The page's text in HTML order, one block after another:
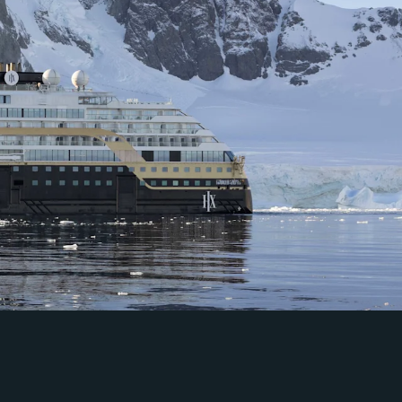
Frankrig
Sverige
Danmark
Norge